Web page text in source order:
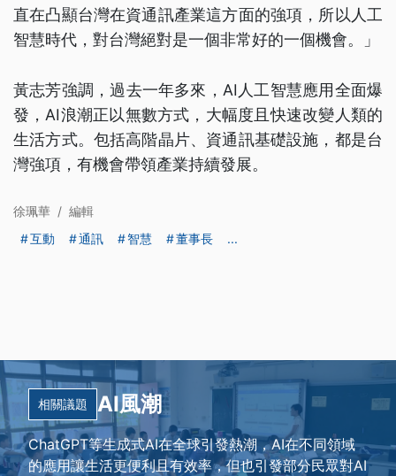
直在凸顯台灣在資通訊產業這方面的強項，所以人工
智慧時代，對台灣絕對是一個非常好的一個機會。」
黃志芳強調，過去一年多來，AI人工智慧應用全面爆
發，AI浪潮正以無數方式，大幅度且快速改變人類的
生活方式。包括高階晶片、資通訊基礎設施，都是台
灣強項，有機會帶領產業持續發展。
徐珮華 / 編輯
互動
通訊 智慧 董事長 ...
相關議題 AI風潮
ChatGPT等生成式AI在全球引發熱潮，AI在不同領域
的應用讓生活更便利且有效率，但也引發部分民眾對AI